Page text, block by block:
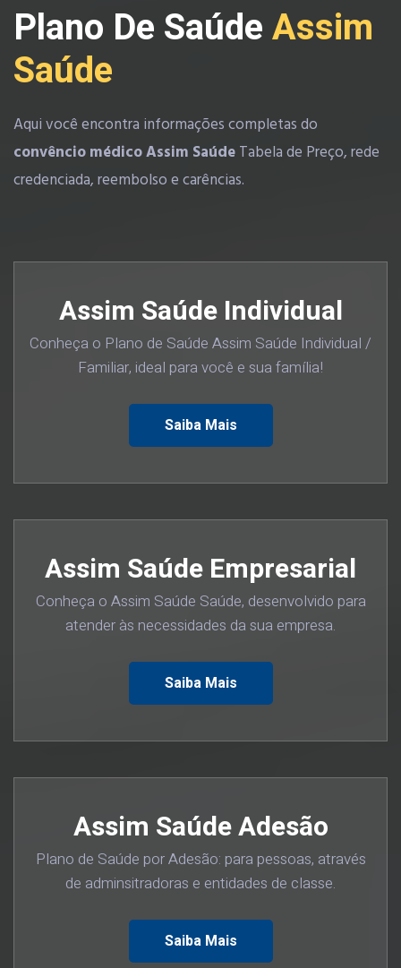
Plano De SaúdeAssim
Saúde
Aqui você encontra informações completas do
convêncio médico Assim Saúde Tabela de Preço, rede
credenciada, reembolso e carências.
Assim Saúde Individual
Conheça o Plano de Saúde Assim Saúde Individual /
Familiar, ideal para você e sua família!
Saiba Mais
Assim Saúde Empresarial
Conheça o Assim Saúde Saúde, desenvolvido para
atender às necessidades da sua empresa.
Saiba Mais
Assim Saúde Adesão
Plano de Saúde por Adesão: para pessoas, através
de adminsitradoras e entidades de classe.
Saiba Mais